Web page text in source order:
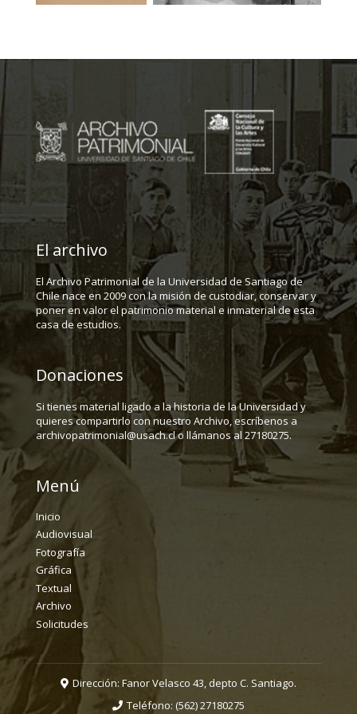
El archivo
El Archivo Patrimonial de la Universidad de Santiago de
Chile nace en 2009 con la misión de custodiar, conservar y
poner en valor el patrimonio material e inmaterial de esta
casa de estudios.
Donaciones
Si tienes material ligado a la historia de la Universidad y
quieres compartirlo con nuestro Archivo, escríbenos a
archivopatrimonial@usach.cl o llámanos al 27180275.
Menú
Inicio
Audiovisual
Fotografía
Gráfica
Textual
Archivo
Solicitudes
Dirección: Fanor Velasco 43, depto C. Santiago.
Teléfono: (562) 27180275